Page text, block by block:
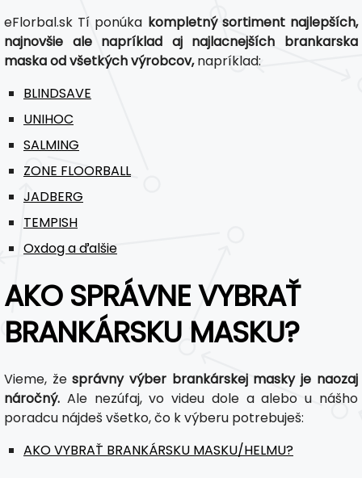
eFlorbal.sk Tí ponúka kompletný sortiment najlepších,
najnovšie ale napríklad aj najlacnejších brankarska
maska od všetkých výrobcov,napríklad:
BLINDSAVE
UNIHOC
SALMING
ZONE FLOORBALL
JADBERG
TEMPISH
Oxdog a ďalšie
AKO SPRÁVNE VYBRAŤ
BRANKÁRSKU MASKU?
Vieme, že správny výber brankárskej masky je naozaj
náročný. Ale nezúfaj, vo videu dole a alebo u nášho
poradcu nájdeš všetko, čo k výberu potrebuješ:
AKO VYBRAŤ BRANKÁRSKU MASKU/HELMU?